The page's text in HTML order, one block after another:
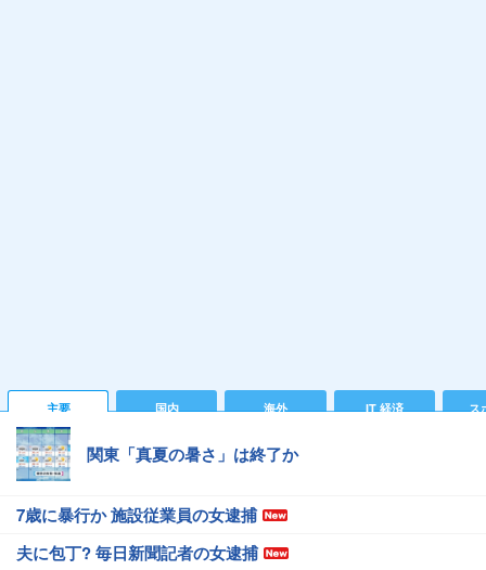
主要 国内 海外 IT 経済 ス
関東「真夏の暑さ」は終了か
7歳に暴行か 施設従業員の女逮捕
夫に包丁? 毎日新聞記者の女逮捕